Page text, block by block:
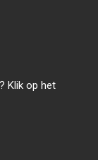
Klik op het